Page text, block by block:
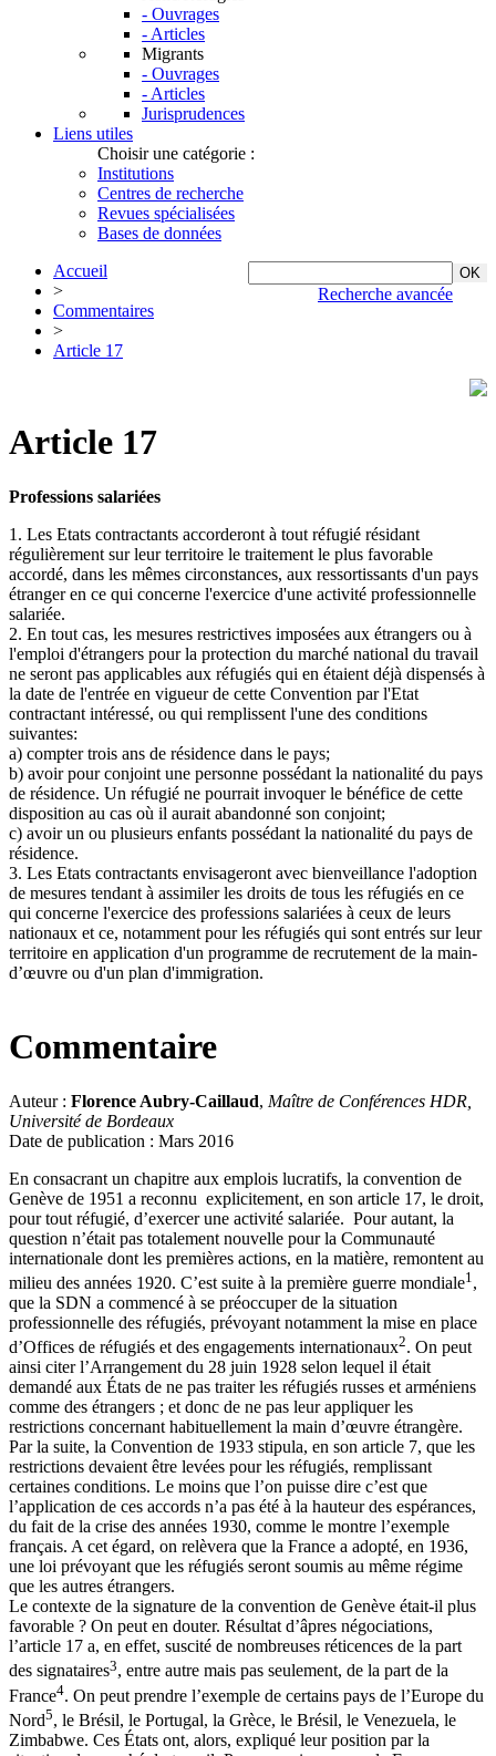
- Ouvrages
- Articles
Migrants
- Ouvrages
- Articles
Jurisprudences
Liens utiles
Choisir une catégorie :
Institutions
Centres de recherche
Revues spécialisées
Bases de données
Recherche avancée
Accueil
>
Commentaires
>
Article 17
Article 17
Professions salariées
1. Les Etats contractants accorderont à tout réfugié résidant
régulièrement sur leur territoire le traitement le plus favorable
accordé, dans les mêmes circonstances, aux ressortissants d'un pays
étranger en ce qui concerne l'exercice d'une activité professionnelle
salariée.
2. En tout cas, les mesures restrictives imposées aux étrangers ou à
l'emploi d'étrangers pour la protection du marché national du travail
ne seront pas applicables aux réfugiés qui en étaient déjà dispensés à
la date de l'entrée en vigueur de cette Convention par l'Etat
contractant intéressé, ou qui remplissent l'une des conditions
suivantes:
a) compter trois ans de résidence dans le pays;
b) avoir pour conjoint une personne possédant la nationalité du pays
de résidence. Un réfugié ne pourrait invoquer le bénéfice de cette
disposition au cas où il aurait abandonné son conjoint;
c) avoir un ou plusieurs enfants possédant la nationalité du pays de
résidence.
3. Les Etats contractants envisageront avec bienveillance l'adoption
de mesures tendant à assimiler les droits de tous les réfugiés en ce
qui concerne l'exercice des professions salariées à ceux de leurs
nationaux et ce, notamment pour les réfugiés qui sont entrés sur leur
territoire en application d'un programme de recrutement de la main-
d’œuvre ou d'un plan d'immigration.
Commentaire
Auteur : Florence Aubry-Caillaud, Maître de Conférences HDR,
Université de Bordeaux
Date de publication : Mars 2016
En consacrant un chapitre aux emplois lucratifs, la convention de
Genève de 1951 a reconnu explicitement, en son article 17, le droit,
pour tout réfugié, d’exercer une activité salariée. Pour autant, la
question n’était pas totalement nouvelle pour la Communauté
internationale dont les premières actions, en la matière, remontent au
milieu des années 1920. C’est suite à la première guerre mondiale1 ,
que la SDN a commencé à se préoccuper de la situation
professionnelle des réfugiés, prévoyant notamment la mise en place
d’Offices de réfugiés et des engagements internationaux2. On peut
ainsi citer l’Arrangement du 28 juin 1928 selon lequel il était
demandé aux États de ne pas traiter les réfugiés russes et arméniens
comme des étrangers ; et donc de ne pas leur appliquer les
restrictions concernant habituellement la main d’œuvre étrangère.
Par la suite, la Convention de 1933 stipula, en son article 7, que les
restrictions devaient être levées pour les réfugiés, remplissant
certaines conditions. Le moins que l’on puisse dire c’est que
l’application de ces accords n’a pas été à la hauteur des espérances,
du fait de la crise des années 1930, comme le montre l’exemple
français. A cet égard, on relèvera que la France a adopté, en 1936,
une loi prévoyant que les réfugiés seront soumis au même régime
que les autres étrangers.
Le contexte de la signature de la convention de Genève était-il plus
favorable ? On peut en douter. Résultat d’âpres négociations,
l’article 17 a, en effet, suscité de nombreuses réticences de la part
des signataires3, entre autre mais pas seulement, de la part de la
France4. On peut prendre l’exemple de certains pays de l’Europe du
Nord5, le Brésil, le Portugal, la Grèce, le Brésil, le Venezuela, le
Zimbabwe. Ces États ont, alors, expliqué leur position par la